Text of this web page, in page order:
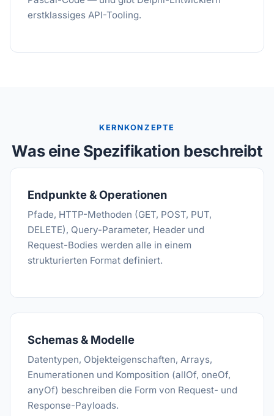
erstklassiges API-Tooling.
KERNKONZEPTE
Was eine Spezifikation beschreibt
Endpunkte & Operationen
Pfade, HTTP-Methoden (GET, POST, PUT,
DELETE), Query-Parameter, Header und
Request-Bodies werden alle in einem
strukturierten Format definiert.
Schemas & Modelle
Datentypen, Objekteigenschaften, Arrays,
Enumerationen und Komposition (allOf, oneOf,
anyOf) beschreiben die Form von Request- und
Response-Payloads.